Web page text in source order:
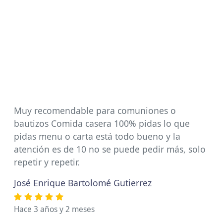
Muy recomendable para comuniones o
bautizos Comida casera 100% pidas lo que
pidas menu o carta está todo bueno y la
atención es de 10 no se puede pedir más, solo
repetir y repetir.
José Enrique Bartolomé Gutierrez
Hace 3 años y 2 meses